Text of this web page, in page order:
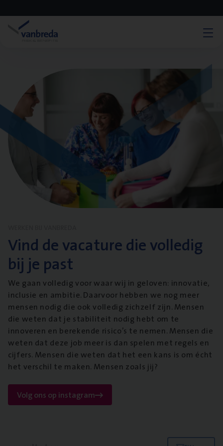
Vind de vacature die volledig
bij je past
We gaan volledig voor waar wij in geloven: innovatie,
inclusie en ambitie. Daarvoor hebben we nog meer
mensen nodig die ook volledig zichzelf zijn. Mensen
die weten dat je stabiliteit nodig hebt om te
innoveren en berekende risico’s te nemen. Mensen die
weten dat deze job meer is dan spelen met regels en
cijfers. Mensen die weten dat het een kans is om écht
het verschil te maken. Mensen zoals jij?
Volg ons op instagram